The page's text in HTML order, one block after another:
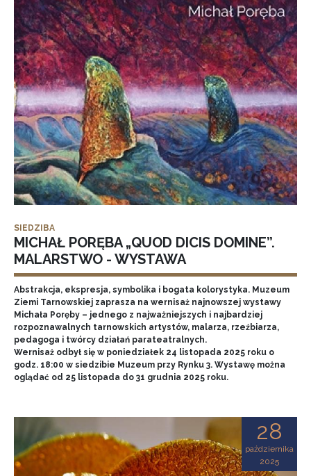
SIEDZIBA
MICHAŁ PORĘBA „QUOD DICIS DOMINE”.
MALARSTWO - WYSTAWA
Abstrakcja, ekspresja, symbolika i bogata kolorystyka. Muzeum
Ziemi Tarnowskiej zaprasza na wernisaż najnowszej wystawy
Michała Poręby – jednego z najważniejszych i najbardziej
rozpoznawalnych tarnowskich artystów, malarza, rzeźbiarza,
pedagoga i twórcy działań parateatralnych.
Wernisaż odbył się w poniedziałek 24 listopada 2025 roku o
godz. 18:00 w siedzibie Muzeum przy Rynku 3. Wystawę można
oglądać od 25 listopada do 31 grudnia 2025 roku.
28
października
2025